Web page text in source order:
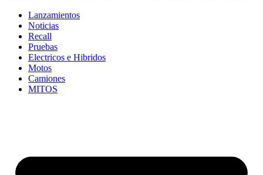
Lanzamientos
Noticias
Recall
Pruebas
Electricos e Hibridos
Motos
Camiones
MITOS